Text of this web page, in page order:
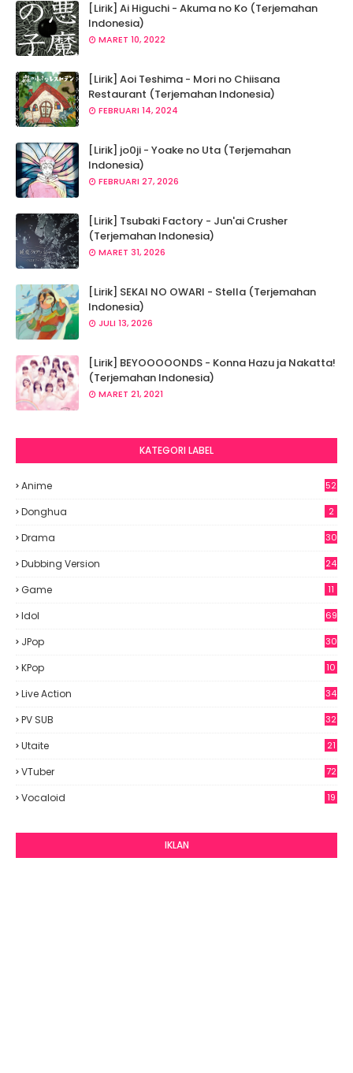
[Lirik] Ai Higuchi - Akuma no Ko (Terjemahan
Indonesia)
MARET 10, 2022
[Lirik] Aoi Teshima - Mori no Chiisana
Restaurant (Terjemahan Indonesia)
FEBRUARI 14, 2024
[Lirik] jo0ji - Yoake no Uta (Terjemahan
Indonesia)
FEBRUARI 27, 2026
[Lirik] Tsubaki Factory - Jun'ai Crusher
(Terjemahan Indonesia)
MARET 31, 2026
[Lirik] SEKAI NO OWARI - Stella (Terjemahan
Indonesia)
JULI 13, 2026
[Lirik] BEYOOOOONDS - Konna Hazu ja Nakatta!
(Terjemahan Indonesia)
MARET 21, 2021
KATEGORI LABEL
Anime
52
Donghua 2
Drama 30
Dubbing Version 24
Game 11
Idol
69
JPop
30
KPop
10
Live Action 34
PV SUB 32
Utaite 21
VTuber 72
Vocaloid 19
IKLAN